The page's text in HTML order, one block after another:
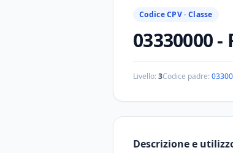
Codice CPV · Classe
03330000-
Livello:3Codice padre:
Descrizione e